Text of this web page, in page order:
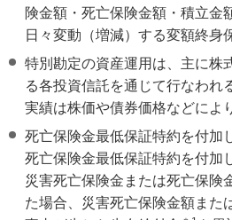
険金額・死亡保険金額・積立金
日々変動（増減）する変額終身
特別勘定の資産運用は、主に株
る各投資信託を通じて行なわれ
実績は株価や債券価格などによ
死亡保険金最低保証特約を付加
死亡保険金最低保証特約を付加
災害死亡保険金または死亡保険
た場合、災害死亡保険金額また